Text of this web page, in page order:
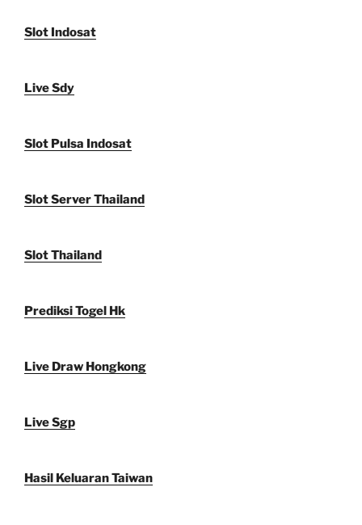
Slot Indosat
Live Sdy
Slot Pulsa Indosat
Slot Server Thailand
Slot Thailand
Prediksi Togel Hk
Live Draw Hongkong
Live Sgp
Hasil Keluaran Taiwan